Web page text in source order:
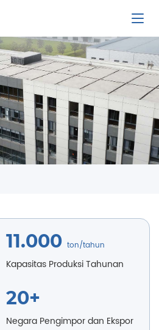
11.000ton/tahun
Kapasitas Produksi Tahunan
20+
Negara Pengimpor dan Ekspor